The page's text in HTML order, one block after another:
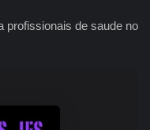
profissionais de saude no